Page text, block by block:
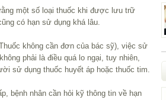
một số loại thuốc khi được lưu trữ
có hạn sử dụng khá lâu.
không cần đơn của bác sỹ), việc sử
phải là điều quá lo ngại, tuy nhiên,
sử dụng thuốc huyết áp hoặc thuốc tim.
bệnh nhân cần hỏi kỹ thông tin về hạn